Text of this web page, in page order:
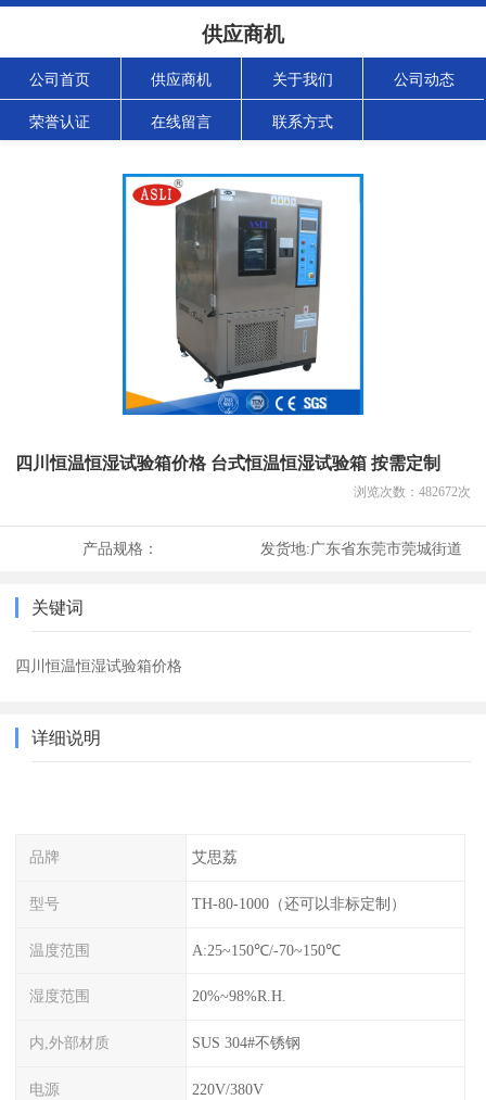
供应商机
公司首页 供应商机 关于我们 公司动态
荣誉认证 在线留言 联系方式
四川恒温恒湿试验箱价格 台式恒温恒湿试验箱 按需定制
浏览次数： 482672次
产品规格： 发货地:广东省东莞市莞城街道
关键词
四川恒温恒湿试验箱价格
详细说明
品牌 艾思荔
型号 TH-80-1000（还可以非标定制）
温度范围 A:25~150℃/-70~150℃
湿度范围 20%~98%R.H.
内,外部材质 SUS 304#不锈钢
电源 220V/380V